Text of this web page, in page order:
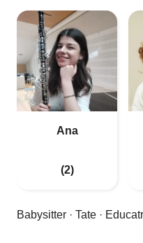
Ana
(2)
Babysitter · Tate ·